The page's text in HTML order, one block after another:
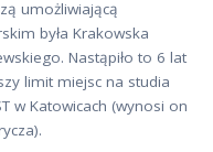
umożliwiającą
była Krakowska
Nastąpiło to 6 lat
limit miejsc na studia
w Katowicach (wynosi on